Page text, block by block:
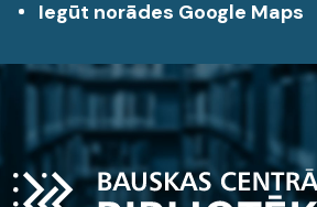
Iegūt norādes Google Maps